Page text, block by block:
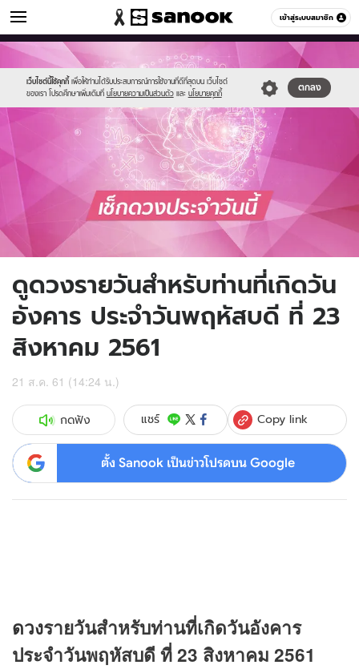
เข้าสู่ระบบสมาชิก
ดูดวง หมวดอื่นๆ
เว็บไซต์นี้ใช้คุกกี้ เพื่อให้ท่านได้รับประสบการณ์การใช้งานที่ดีที่สุดบน เว็บไซต์
ของเรา โปรดศึกษาเพิ่มเติมที่ นโยบายความเป็นส่วนตัว และ นโยบายคุกกี้
ตกลง
Sanook
//s.isanook.com/sr/0/images/logo-
new-
sanook.png
600
60
//s.isanook.com/ho/0/ud/fxd/day/daily_tuesday.png
ดูดวงรายวันสำหรับท่านที่เกิดวัน
อังคาร ประจำวันพฤหัสบดี ที่ 23
สิงหาคม 2561
21 ส.ค. 61 (14:24 น.)
กดฟัง แชร์ Copy link
ตั้ง Sanook เป็นข่าวโปรดบน Google
ดวงรายวันสำหรับท่านที่เกิดวันอังคาร
ประจำวันพฤหัสบดี ที่ 23 สิงหาคม 2561